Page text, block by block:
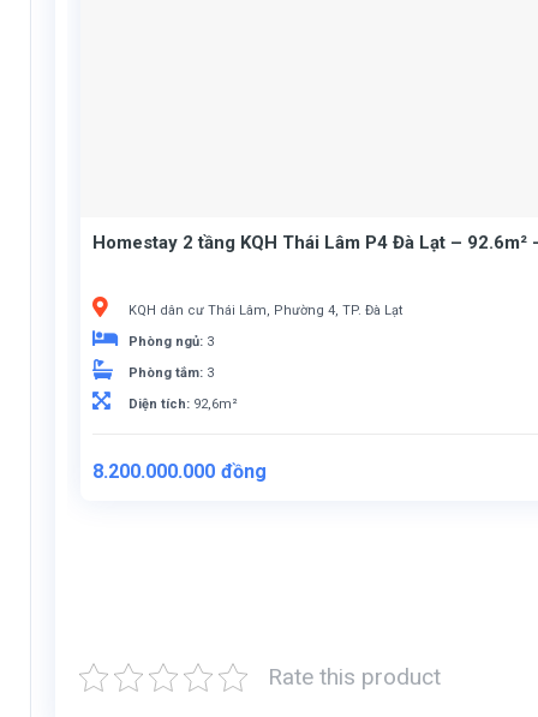
Homestay 2 tầng KQH Thái Lâm P4 Đà Lạt – 92.6m²
KQH dân cư Thái Lâm, Phường 4, TP. Đà Lạt
Phòng ngủ: 3
Phòng tắm: 3
Diện tích: 92,6m²
Giá
8.200.000.000 đồngGiá
hiện
Rate this product